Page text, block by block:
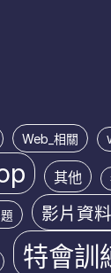
Web_相關
其他
影片資
特會訓